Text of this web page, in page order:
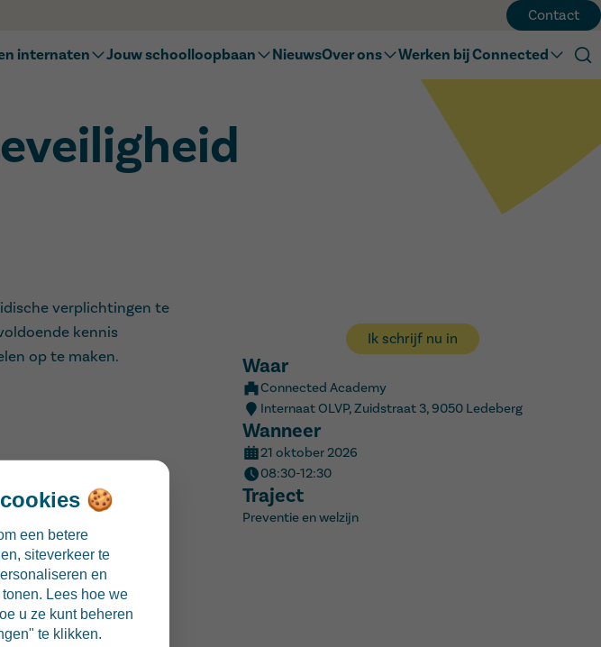
Contact
internaten
Jouw schoolloopbaan
Naar het buitengewoon onderwijs
Op internaat
NieuwsOver ons
Werken bij Connected
Werken bij Connected
Connected Academy
verplichtingen te
kennis
op te maken.
Ik schrijf nu in
Waar
Connected Academy
Internaat OLVP, Zuidstraat 3, 9050 Ledeberg
Wanneer
21 oktober 2026
08:30-12:30
Traject
Preventie en welzijn
🍪
een betere
siteverkeer te
en
Lees hoe we
u ze kunt beheren
te klikken.